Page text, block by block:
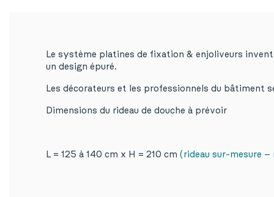
Le système platines de fixation & enjoliveurs
un design épuré.
Les décorateurs et les professionnels du bâtiment
Dimensions du rideau de douche à prévoir
L = 125 à 140 cm x H = 210 cm (rideau sur-mesure –